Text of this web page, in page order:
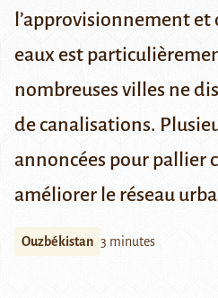
l’approvisionnement
eaux est
nombreuses villes ne
de canalisations.
annoncées pour pallier
améliorer le réseau
Ouzbékistan 3 minutes